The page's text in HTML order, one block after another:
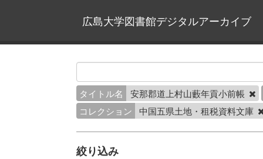
広島大学図書館デジタルアーカイブ
タイトル名
安那郡道上村山藪年貢小前帳
コレクション
中国五県土地・租税資料文庫
絞り込み